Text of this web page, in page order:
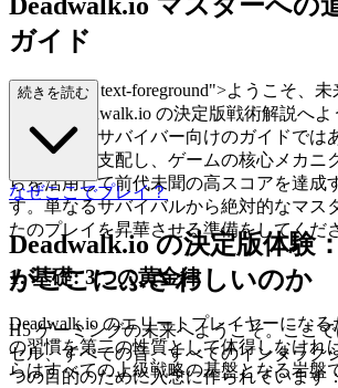
ガイド
class="mb-4 text-foreground">ようこそ、
たち。Deadwalk.io の決定版戦術解説へ
ジュアルなサバイバー向けのガイドでは
ーボードを支配し、ゲームの核心メカニ
らを活用して前代未聞の高スコアを達成
す。単なるサバイバルから絶対的なマス
たのプレイを昇華させる準備をしてくだ
1. 基礎: 3つの黄金律
Deadwalk.io のエリートプレイヤーにな
の習慣を第二の性質として体得しなけれ
らはすべての上級戦略の基盤となる岩盤
続きを読む
なぜここでプレイ？
Deadwalk.io の決定版体験
がここにふさわしいのか
H5 ゲーミングの未来へようこそ。ここ
セル、すべての音、すべてのインタラク
つの目的のために入念に作られています